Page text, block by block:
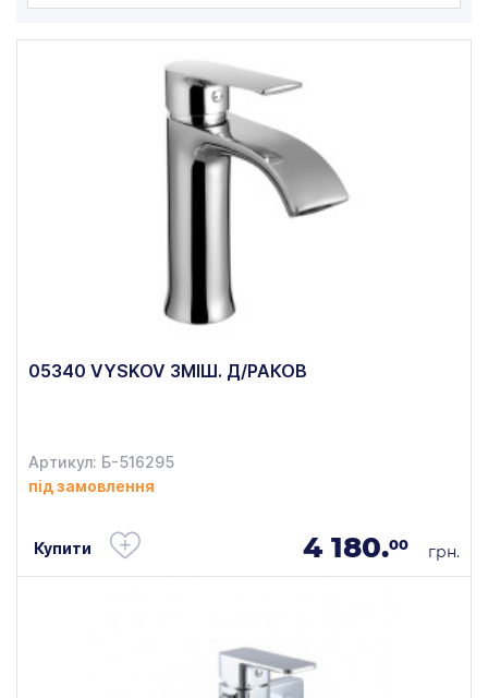
05340 VYSKOV ЗМІШ. Д/РАКОВ
Артикул: Б-516295
під замовлення
Купити 4 180.00 грн.